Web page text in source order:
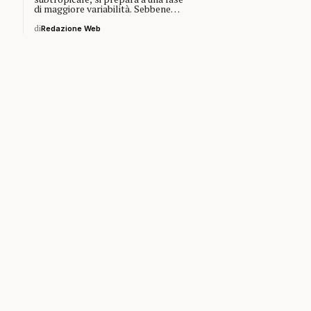
di maggiore variabilità. Sebbene…
diRedazione Web